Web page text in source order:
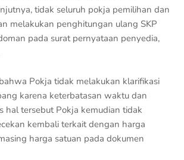
tidak seluruh pokja pemilihan dan
melakukan penghitungan ulang SKP
pada surat pernyataan penyedia,
Pokja tidak melakukan klarifikasi
karena keterbatasan waktu dan
hal tersebut Pokja kemudian tidak
kembali terkait dengan harga
harga satuan pada dokumen